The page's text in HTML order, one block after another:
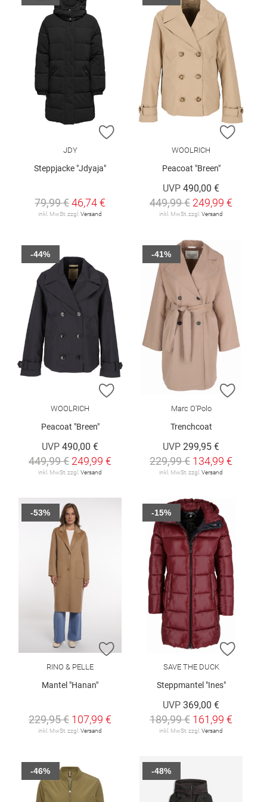
ZUR WUNSCHLISTE HINZUFÜGEN
JDY
Steppjacke "Jdyaja"
79,99 €46,74 €
inkl. MwSt. zzgl.Versand
ZUR
WOOLRICH
Peacoat "Breen"
UVP 490,00 €
449,99 € 249,99 €
inkl. MwSt. zzgl.Versand
ZUR WUNSCHLISTE HINZUFÜGEN
WOOLRICH
Peacoat "Breen"
UVP 490,00 €
449,99 € 249,99 €
inkl. MwSt. zzgl.Versand
-44%
ZUR
Marc O'Polo
Trenchcoat
UVP 299,95 €
229,99 € 134,99 €
inkl. MwSt. zzgl.Versand
-41%
ZUR WUNSCHLISTE HINZUFÜGEN
RINO & PELLE
Mantel "Hanan"
229,95 € 107,99 €
inkl. MwSt. zzgl. Versand
-53%
ZUR
SAVE THE DUCK
Steppmantel "Ines"
UVP 369,00 €
189,99 € 161,99 €
inkl. MwSt. zzgl. Versand
-15%
-46% -48%